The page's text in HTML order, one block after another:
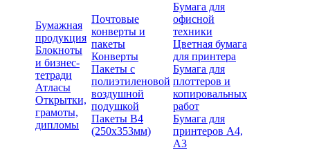
Бумажная
продукция
Блокноты
и бизнес-
тетради
Атласы
Открытки,
грамоты,
дипломы
Почтовые
конверты и
пакеты
Конверты
Пакеты с
полиэтиленовой
воздушной
подушкой
Пакеты В4
(250х353мм)
Бумага для
офисной
техники
Цветная бумага
для принтера
Бумага для
плоттеров и
копировальных
работ
Бумага для
принтеров А4,
А3